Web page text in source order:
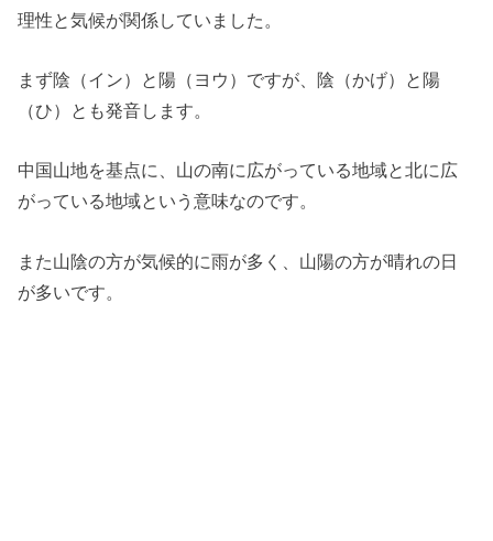
理性と気候が関係していました。
まず陰（イン）と陽（ヨウ）ですが、陰（かげ）と陽
（ひ）とも発音します。
中国山地を基点に、山の南に広がっている地域と北に広
がっている地域という意味なのです。
また山陰の方が気候的に雨が多く、山陽の方が晴れの日
が多いです。